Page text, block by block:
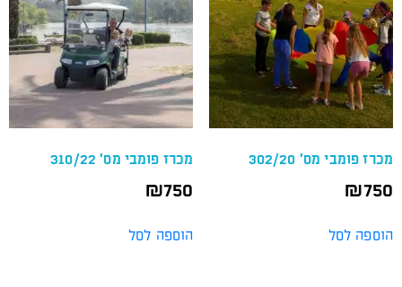
מכרז פומבי מס' 302/20
₪750
הוספה לסל
מכרז פומבי מס' 310/22
₪750
הוספה לסל